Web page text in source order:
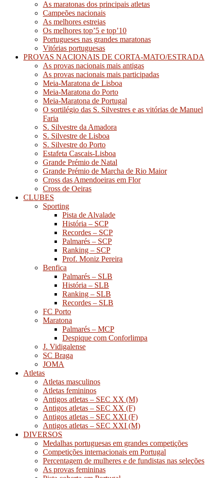
As maratonas dos principais atletas
Campeões nacionais
As melhores estreias
Os melhores top’5 e top’10
Portugueses nas grandes maratonas
Vitórias portuguesas
PROVAS NACIONAIS DE CORTA-MATO/ESTRADA
As provas nacionais mais antigas
As provas nacionais mais participadas
Meia-Maratona de Lisboa
Meia-Maratona do Porto
Meia-Maratona de Portugal
O sortilégio das S. Silvestres e as vitórias de Manuel
Faria
S. Silvestre da Amadora
S. Silvestre de Lisboa
S. Silvestre do Porto
Estafeta Cascais-Lisboa
Grande Prémio de Natal
Grande Prémio de Marcha de Rio Maior
Cross das Amendoeiras em Flor
Cross de Oeiras
CLUBES
Sporting
Pista de Alvalade
História – SCP
Recordes – SCP
Palmarés – SCP
Ranking – SCP
Prof. Moniz Pereira
Benfica
Palmarés – SLB
História – SLB
Ranking – SLB
Recordes – SLB
FC Porto
Maratona
Palmarés – MCP
Despique com Conforlimpa
J. Vidigalense
SC Braga
JOMA
Atletas
Atletas masculinos
Atletas femininos
Antigos atletas – SEC XX (M)
Antigos atletas – SEC XX (F)
Antigos atletas – SEC XXI (F)
Antigos atletas – SEC XXI (M)
DIVERSOS
Medalhas portuguesas em grandes competições
Competições internacionais em Portugal
Percentagem de mulheres e de fundistas nas seleções
As provas femininas